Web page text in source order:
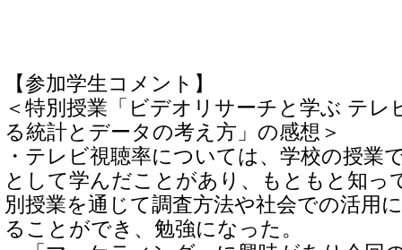
【参加学生コメント】
＜特別授業「ビデオリサーチと学ぶ テレ
る統計とデータの考え方」の感想＞
・テレビ視聴率については、学校の授業
として学んだことがあり、もともと知っ
別授業を通じて調査方法や社会での活用
ることができ、勉強になった。